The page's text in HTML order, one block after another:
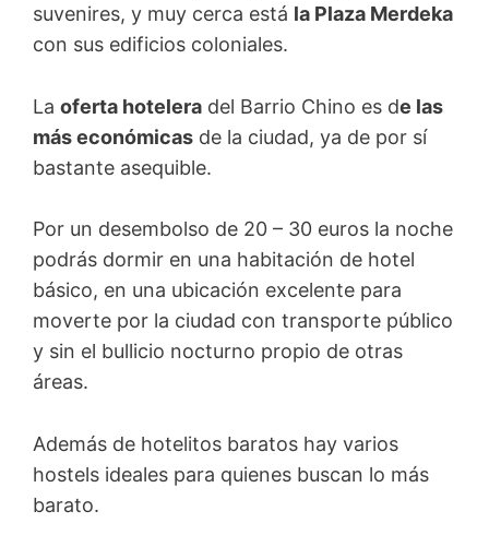
suvenires, y muy cerca está la Plaza Merdeka
con sus edificios coloniales.
La oferta hotelera del Barrio Chino es de las
más económicas de la ciudad, ya de por sí
bastante asequible.
Por un desembolso de 20 – 30 euros la noche
podrás dormir en una habitación de hotel
básico, en una ubicación excelente para
moverte por la ciudad con transporte público
y sin el bullicio nocturno propio de otras
áreas.
Además de hotelitos baratos hay varios
hostels ideales para quienes buscan lo más
barato.